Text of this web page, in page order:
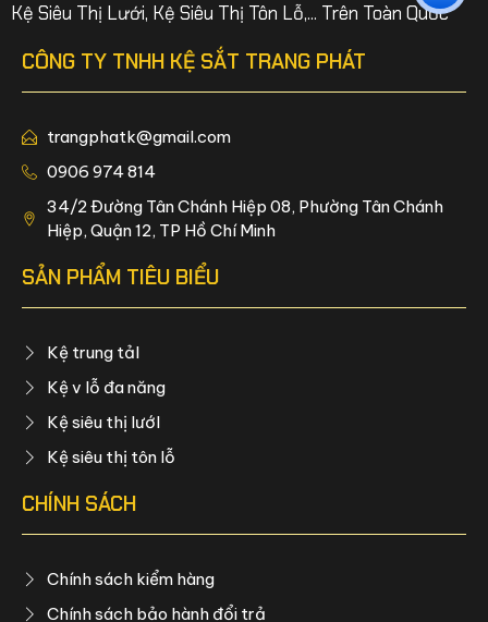
Kệ Siêu Thị Lưới, Kệ Siêu Thị Tôn Lỗ,... Trên Toàn Quốc
CÔNG TY TNHH KỆ SẮT TRANG PHÁT
trangphatk@gmail.com
0906 974 814
34/2 Đường Tân Chánh Hiệp 08, Phường Tân Chánh
Hiệp, Quận 12, TP Hồ Chí Minh
SẢN PHẨM TIÊU BIỂU
Kệ trung tảI
Kệ v lỗ đa năng
Kệ siêu thị lướI
Kệ siêu thị tôn lỗ
CHÍNH SÁCH
Chính sách kiểm hàng
Chính sách bảo hành đổi trả